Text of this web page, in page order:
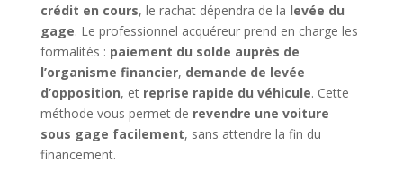
crédit en cours, le rachat dépendra de la levée du
gage. Le professionnel acquéreur prend en charge les
formalités : paiement du solde auprès de
l’organisme financier, demande de levée
d’opposition, et reprise rapide du véhicule. Cette
méthode vous permet de revendre une voiture
sous gage facilement, sans attendre la fin du
financement.